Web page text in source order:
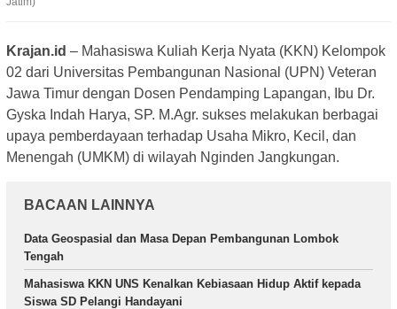
Krajan.id – Mahasiswa Kuliah Kerja Nyata (KKN) Kelompok
02 dari Universitas Pembangunan Nasional (UPN) Veteran
Jawa Timur dengan Dosen Pendamping Lapangan, Ibu Dr.
Gyska Indah Harya, SP. M.Agr. sukses melakukan berbagai
upaya pemberdayaan terhadap Usaha Mikro, Kecil, dan
Menengah (UMKM) di wilayah Nginden Jangkungan.
BACAAN LAINNYA
Data Geospasial dan Masa Depan Pembangunan Lombok
Tengah
Mahasiswa KKN UNS Kenalkan Kebiasaan Hidup Aktif kepada
Siswa SD Pelangi Handayani